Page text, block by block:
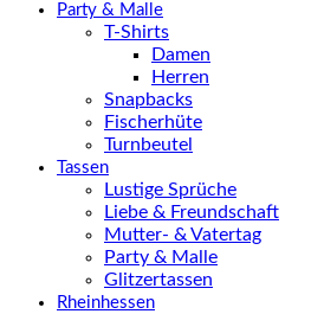
Party & Malle
T-Shirts
Damen
Herren
Snapbacks
Fischerhüte
Turnbeutel
Tassen
Lustige Sprüche
Liebe & Freundschaft
Mutter- & Vatertag
Party & Malle
Glitzertassen
Rheinhessen